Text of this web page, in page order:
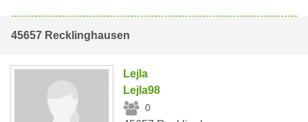
45657 Recklinghausen
Lejla
Lejla98
0